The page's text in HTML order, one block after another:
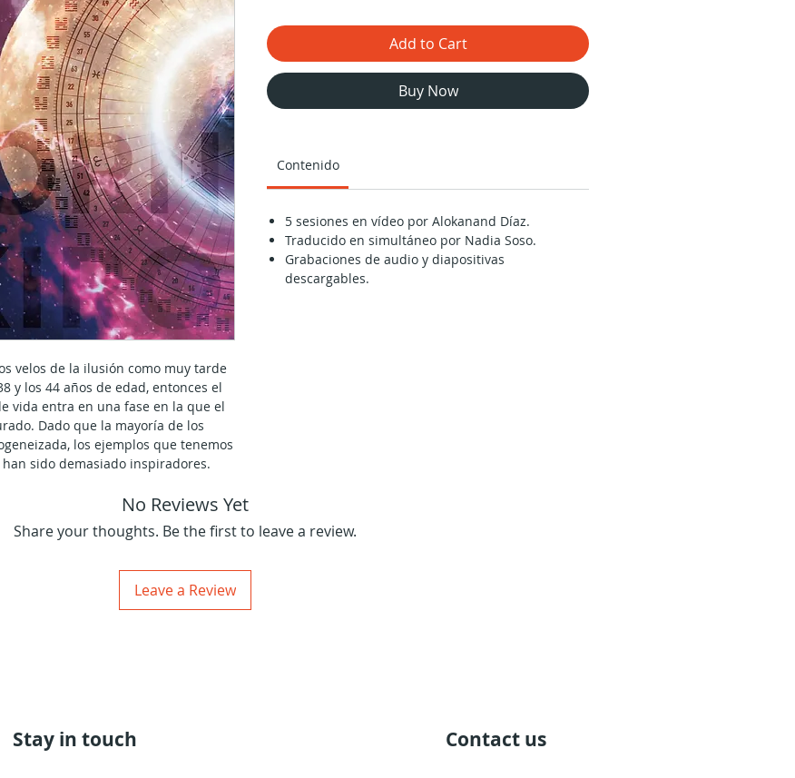
velos de la ilusión como muy tarde
y los 44 años de edad, entonces el
vida entra en una fase en la que el
Dado que la mayoría de los
los ejemplos que tenemos
sido demasiado inspiradores.
continúa desarrollándose más allá
de su vida, la personalidad
pero eso no significa que la
la objetividad repentina, para nada.
una perspectiva más distante,
propio pasado de un modo nuevo.
de evaluar las conclusiones
Add to Cart
Buy Now
Contenido
5 sesiones en vídeo por Alokanand Díaz.
Traducido en simultáneo por Nadia Soso.
Grabaciones de audio y diapositivas
descargables.
No Reviews Yet
Share your thoughts. Be the first to leave a review.
Leave a Review
Stay in touch Contact us